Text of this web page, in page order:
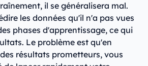
il se généralisera mal.
les données qu'il n'a pas vues
phases d'apprentissage, ce qui
Le problème est qu'en
résultats prometteurs, vous